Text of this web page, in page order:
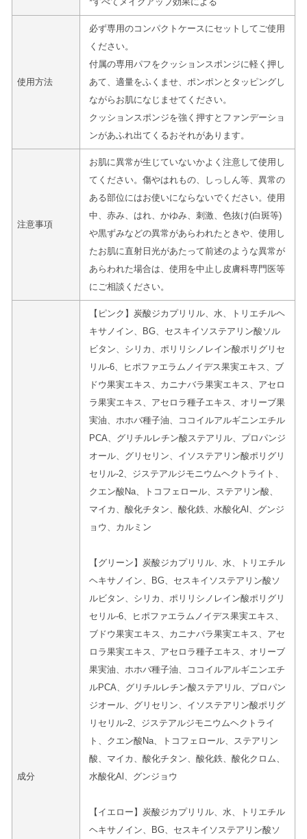
使用方法
必ず専用のコンパクトケースにセットしてご使用
ください。
付属の専用パフをクッションスポンジに軽く押し
あて、適量をふくませ、ポンポンとタッピングし
ながらお肌になじませてください。
クッションスポンジを強く押すとファンデーショ
ンがあふれ出てくるおそれがあります。
注意事項
お肌に異常が生じていないかよく注意して使用し
てください。傷やはれもの、しっしん等、異常の
ある部位にはお使いにならないでください。使用
中、赤み、はれ、かゆみ、刺激、色抜け(白斑等)
や黒ずみなどの異常があらわれたときや、使用し
たお肌に直射日光があたって前述のような異常が
あらわれた場合は、使用を中止し皮膚科専門医等
にご相談ください。
成分
【ピンク】炭酸ジカプリリル、水、トリエチルヘ
キサノイン、BG、セスキイソステアリン酸ソル
ビタン、シリカ、ポリリシノレイン酸ポリグリセ
リル-6、ヒポファエラムノイデス果実エキス、ブ
ドウ果実エキス、カニナバラ果実エキス、アセロ
ラ果実エキス、アセロラ種子エキス、オリーブ果
実油、ホホバ種子油、ココイルアルギニンエチル
PCA、グリチルレチン酸ステアリル、プロパンジ
オール、グリセリン、イソステアリン酸ポリグリ
セリル-2、ジステアルジモニウムヘクトライト、
クエン酸Na、トコフェロール、ステアリン酸、
マイカ、酸化チタン、酸化鉄、水酸化Al、グンジ
ョウ、カルミン
【グリーン】炭酸ジカプリリル、水、トリエチル
ヘキサノイン、BG、セスキイソステアリン酸ソ
ルビタン、シリカ、ポリリシノレイン酸ポリグリ
セリル-6、ヒポファエラムノイデス果実エキス、
ブドウ果実エキス、カニナバラ果実エキス、アセ
ロラ果実エキス、アセロラ種子エキス、オリーブ
果実油、ホホバ種子油、ココイルアルギニンエチ
ルPCA、グリチルレチン酸ステアリル、プロパン
ジオール、グリセリン、イソステアリン酸ポリグ
リセリル-2、ジステアルジモニウムヘクトライ
ト、クエン酸Na、トコフェロール、ステアリン
酸、マイカ、酸化チタン、酸化鉄、酸化クロム、
水酸化Al、グンジョウ
【イエロー】炭酸ジカプリリル、水、トリエチル
ヘキサノイン、BG、セスキイソステアリン酸ソ